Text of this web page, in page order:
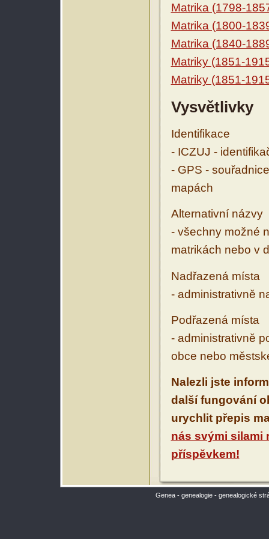
Matrika (1798-
Matrika (1800-
Matrika (1840-
Matriky (1851-
Matriky (1851-
Vysvětlivky
Identifikace
- ICZUJ -
- GPS -
mapách
Alternativní názvy
- všechny možné
matrikách nebo v
Nadřazená místa
- administrativně
Podřazená místa
- administrativně
obce nebo
Nalezli jste
další fungování
urychlit přepis
nás svými silami
příspěvkem!
Genea - genealogie - genealogické